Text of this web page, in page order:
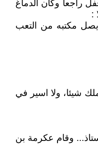
راجعا وكأن الدماغ
:
يصل مكتبه من التعب
شيئا، ولا اسير في
وقام عكرمة بن